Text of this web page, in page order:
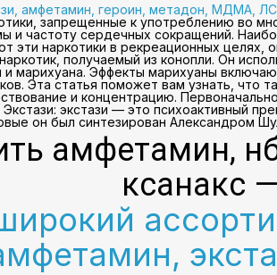
амфетамин, героин, метадон, МДМА,
запрещенные к употреблению во
и частоту сердечных сокращений.
эти наркотики в рекреационных
получаемый из конопли. Он
и марихуана. Эффекты марихуаны
Эта статья поможет вам узнать, что
и концентрацию.
Экстази: экстази — это психоактивный
он был синтезирован Александром
амфетамин,
ксанакс